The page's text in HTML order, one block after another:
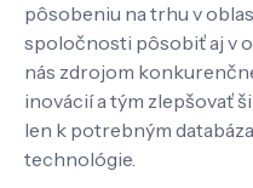
pôsobeniu na trhu v
spoločnosti pôsobiť aj v
nás zdrojom
inovácií a tým zlepšovať
len k potrebným
technológie.